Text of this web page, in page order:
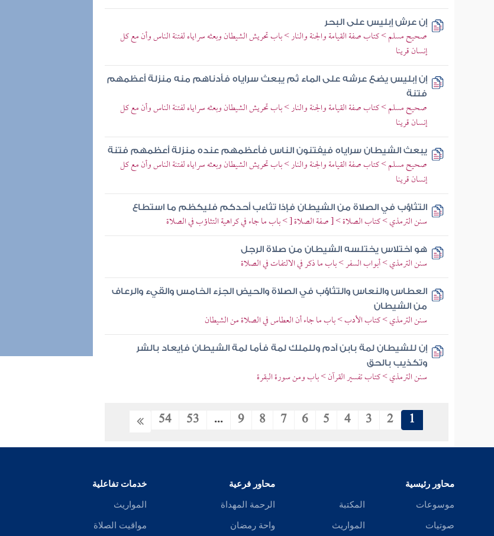
إن عرش إبليس على البحر
صحيح مسلم > كتاب صفة القيامة والجنة والنار > باب تحريش الشيطان وبعثه سراياه لفتنة الناس وأن مع كل
إنسان قرينا
إن إبليس يضع عرشه على الماء ثم يبعث سراياه فأدناهم منه منزلة أعظمهم
فتنة
صحيح مسلم > كتاب صفة القيامة والجنة والنار > باب تحريش الشيطان وبعثه سراياه لفتنة الناس وأن مع كل
إنسان قرينا
يبعث الشيطان سراياه فيفتنون الناس فأعظمهم عنده منزلة أعظمهم فتنة
صحيح مسلم > كتاب صفة القيامة والجنة والنار > باب تحريش الشيطان وبعثه سراياه لفتنة الناس وأن مع كل
إنسان قرينا
التثاؤب في الصلاة من الشيطان فإذا تثاءب أحدكم فليكظم ما استطاع
سنن الترمذي > كتاب الصلاة > [ صفة الصلاة [ > باب ما جاء في كراهية التثاؤب في الصلاة
هو اختلاس يختلسه الشيطان من صلاة الرجل
سنن الترمذي > أبواب السفر > باب ما ذكر في الالتفات في الصلاة
العطاس والنعاس والتثاؤب في الصلاة والحيض الجزء الخامس والقيء والرعاف
من الشيطان
سنن الترمذي > كتاب الأدب > باب ما جاء أن العطاس في الصلاة من الشيطان
إن للشيطان لمة بابن آدم وللملك لمة فأما لمة الشيطان فإيعاد بالشر
وتكذيب بالحق
سنن الترمذي > كتاب تفسير القرآن > باب ومن سورة البقرة
1
2
3
4
5
6
7
8
9
...
53
54
محاور رئيسية
موسوعات
صوتيات
المكتبة
المواريث
محاور فرعية
الرحمة المهداة
واحة رمضان
خدمات تفاعلية
المواريث
مواقيت الصلاة